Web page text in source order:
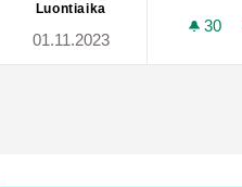
Luontiaika
01.11.2023
30